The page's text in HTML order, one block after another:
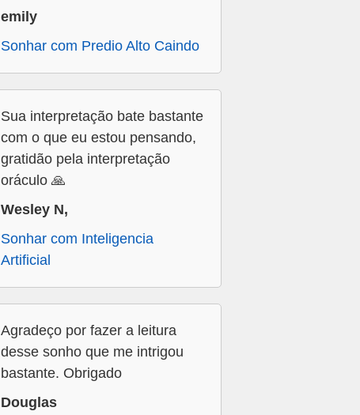
emily
Sonhar com Predio Alto Caindo
Sua interpretação bate bastante
com o que eu estou pensando,
gratidão pela interpretação
oráculo 🙏
Wesley N,
Sonhar com Inteligencia
Artificial
Agradeço por fazer a leitura
desse sonho que me intrigou
bastante. Obrigado
Douglas